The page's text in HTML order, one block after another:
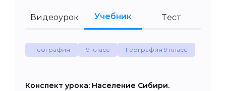
Видеоурок Учебник Тест
География 9 класс География 9 класс
Конспект урока: Население Сибири.